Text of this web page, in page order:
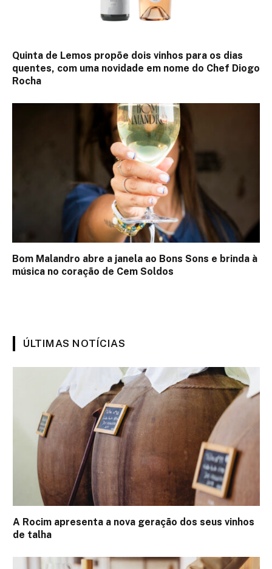
Quinta de Lemos propõe dois vinhos para os dias
quentes, com uma novidade em nome do Chef Diogo
Rocha
Bom Malandro abre a janela ao Bons Sons e brinda à
música no coração de Cem Soldos
ÚLTIMAS NOTÍCIAS
A Rocim apresenta a nova geração dos seus vinhos
de talha